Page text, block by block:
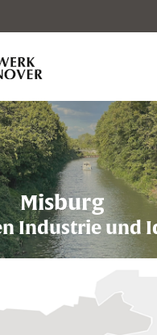
springen
Misburg
Industrie und